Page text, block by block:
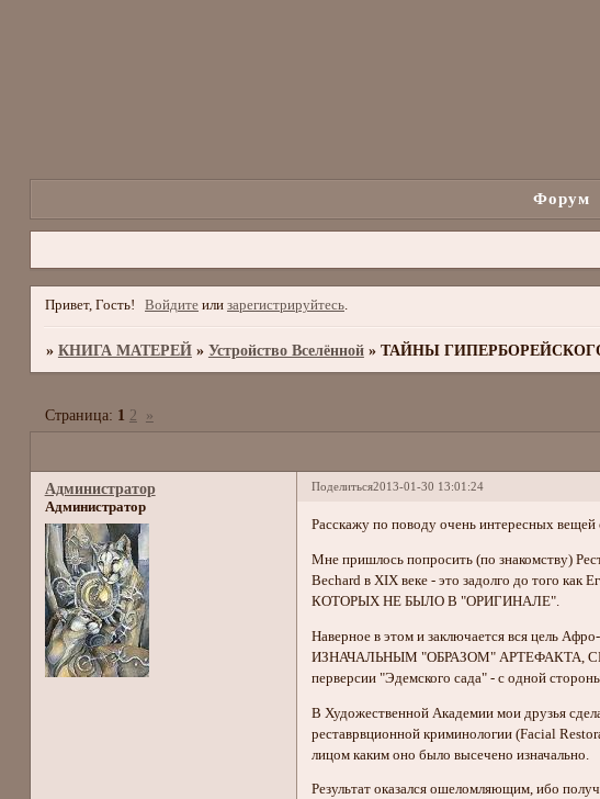
Форум
Привет, Гость! Войдите или зарегистрируйтесь
» КНИГА МАТЕРЕЙ » Устройство Вселённой » ТАЙНЫ
Страница: 1 2 »
Поделиться2013-01-30 13:01:24
Администратор
Администратор
Расскажу по поводу очень интересных
Мне пришлось попросить (по знакомству)
Bechard в XIX веке - это задолго до того
КОТОРЫХ НЕ БЫЛО В "ОРИГИНАЛЕ".
Наверное в этом и заключается вся цель
ИЗНАЧАЛЬНЫМ "ОБРАЗОМ" АРТЕФАКТА,
перверсии "Эдемского сада" - с одной
В Художественной Академии мои друзья
реставрвционной криминологии (Facial
лицом каким оно было высечено изначально.
Результат оказался ошеломляющим, ибо